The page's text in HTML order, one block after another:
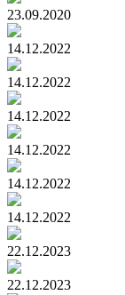
23.09.2020
14.12.2022
14.12.2022
14.12.2022
14.12.2022
14.12.2022
14.12.2022
22.12.2023
22.12.2023